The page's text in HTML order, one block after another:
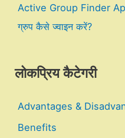
Active Group Finder
ग्रुप कैसे ज्वाइन करें?
लोकप्रिय कैटेगरी
Advantages &
Benefits